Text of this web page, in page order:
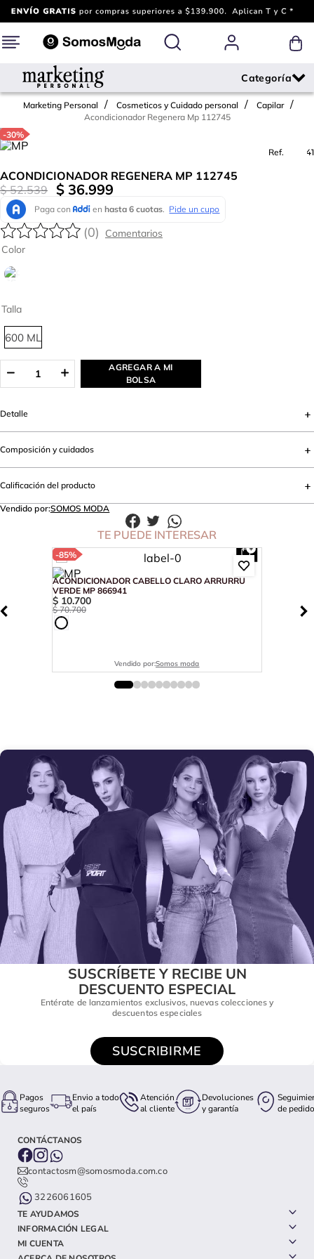
Marketing Personal Cosmeticos y Cuidado personal
Capilar
Acondicionador Regenera Mp 112745
-30%
Ref.
782941
ACONDICIONADOR REGENERA MP 112745
$ 52.539 $ 36.999
(0)
Talla
600 ML
Color
AGREGAR A MI
BOLSA
Detalle
Composición y cuidados
Calificación del producto
Vendido por:SOMOS MODA
TE PUEDE INTERESAR
-85%
ACONDICIONADOR CABELLO CLARO ARRURRU
VERDE MP 866941
$ 10.700
$ 70.700
Vendido por:Somos moda
SUSCRÍBETE Y RECIBE UN
DESCUENTO ESPECIAL
Entérate de lanzamientos exclusivos, nuevas colecciones y
descuentos especiales
SUSCRIBIRME
Pagos
seguros
Envio a todo
el país
Atención
al cliente
Devoluciones
y garantía
de pedido
CONTÁCTANOS
contactosm@somosmoda.com.co
3226061605
TE AYUDAMOS
INFORMACIÓN LEGAL
MI CUENTA